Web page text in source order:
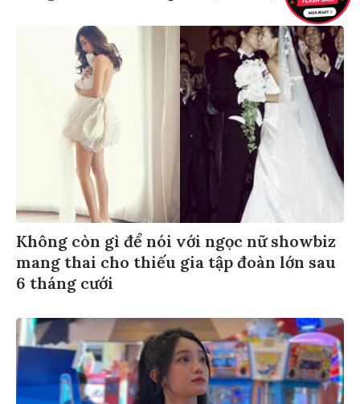
Không còn gì để nói với ngọc nữ showbiz
mang thai cho thiếu gia tập đoàn lớn sau
6 tháng cưới